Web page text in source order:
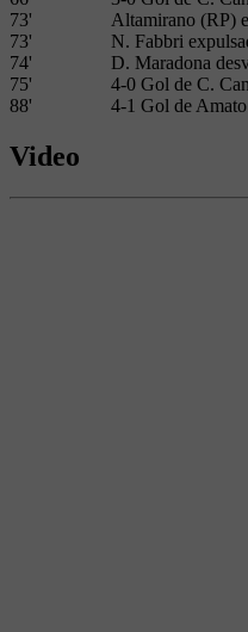
73'
Altamirano (RP)
73'
N. Fabbri
74'
D. Maradona
75'
4-0 Gol de C.
88'
4-1 Gol de
Video